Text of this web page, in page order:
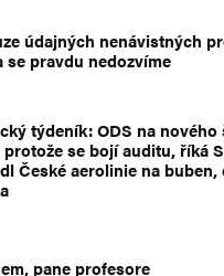
údajných nenávistných
se pravdu nedozvíme
týdeník: ODS na nového
protože se bojí auditu, říká
České aerolinie na buben,
pane profesore